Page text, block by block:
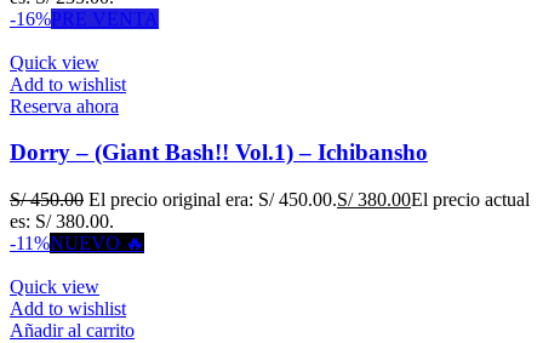
-16%PRE VENTA
Quick view
Add to wishlist
Reserva ahora
Dorry – (Giant Bash!! Vol.1) – Ichibansho
S/450.00 El precio original era: S/ 450.00.S/380.00El precio actual
es: S/ 380.00.
-11%NUEVO 🔥
Quick view
Add to wishlist
Añadir al carrito